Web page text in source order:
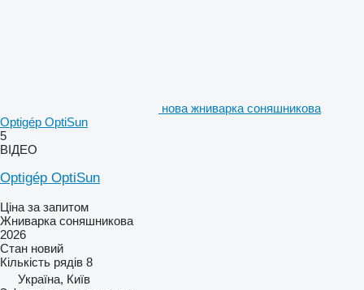
нова жниварка соняшникова
Optigép OptiSun
5
ВІДЕО
Optigép OptiSun
Ціна за запитом
Жниварка соняшникова
2026
Стан новий
Кількість рядів 8
Україна, Київ